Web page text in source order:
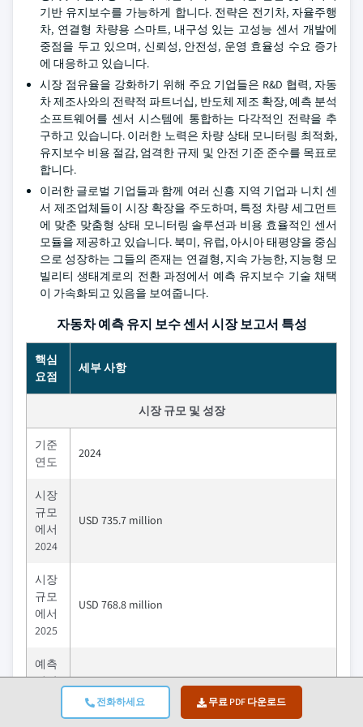
전화하세요 무료 PDF 다운로드
기반 유지보수를 가능하게 합니다. 전략은 전기차, 자율주행
차, 연결형 차량용 스마트, 내구성 있는 고성능 센서 개발에
중점을 두고 있으며, 신뢰성, 안전성, 운영 효율성 수요 증가
에 대응하고 있습니다.
시장 점유율을 강화하기 위해 주요 기업들은 R&D 협력, 자동
차 제조사와의 전략적 파트너십, 반도체 제조 확장, 예측 분석
소프트웨어를 센서 시스템에 통합하는 다각적인 전략을 추
구하고 있습니다. 이러한 노력은 차량 상태 모니터링 최적화,
유지보수 비용 절감, 엄격한 규제 및 안전 기준 준수를 목표로
합니다.
이러한 글로벌 기업들과 함께 여러 신흥 지역 기업과 니치 센
서 제조업체들이 시장 확장을 주도하며, 특정 차량 세그먼트
에 맞춘 맞춤형 상태 모니터링 솔루션과 비용 효율적인 센서
모듈을 제공하고 있습니다. 북미, 유럽, 아시아 태평양을 중심
으로 성장하는 그들의 존재는 연결형, 지속 가능한, 지능형 모
빌리티 생태계로의 전환 과정에서 예측 유지보수 기술 채택
이 가속화되고 있음을 보여줍니다.
자동차 예측 유지 보수 센서 시장 보고서 특성
핵심
요점
세부 사항
시장 규모 및 성장
기준
연도
2024
시장
규모
에서
2024
USD 735.7 million
시장
규모
에서
2025
USD 768.8 million
예측
기간
7.3%